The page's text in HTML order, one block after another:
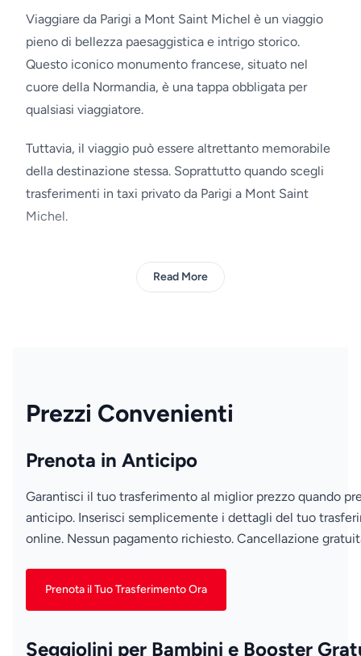
Viaggiare da Parigi a Mont Saint Michel è un viaggio
pieno di bellezza paesaggistica e intrigo storico.
Questo iconico monumento francese, situato nel
cuore della Normandia, è una tappa obbligata per
qualsiasi viaggiatore.
Tuttavia, il viaggio può essere altrettanto memorabile
della destinazione stessa. Soprattutto quando scegli
trasferimenti in taxi privato da Parigi a Mont Saint
Michel.
Read More
Prezzi Convenienti
Prenota in Anticipo
Garantisci il tuo trasferimento al miglior prezzo quando
anticipo. Inserisci semplicemente i dettagli del tuo
online. Nessun pagamento richiesto. Cancellazione
Prenota il Tuo Trasferimento Ora
Seggiolini per Bambini e Booster